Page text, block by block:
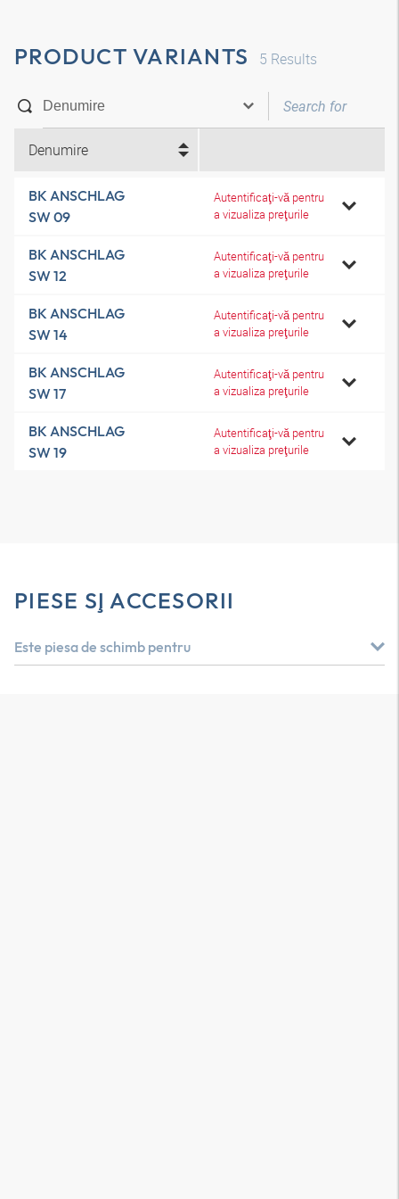
PRODUCT VARIANTS 5 Results
Denumire
BK ANSCHLAG
SW 09
Autentificaţi-vă pentru
a vizualiza preţurile
BK ANSCHLAG
SW 12
Autentificaţi-vă pentru
a vizualiza preţurile
BK ANSCHLAG
SW 14
Autentificaţi-vă pentru
a vizualiza preţurile
BK ANSCHLAG
SW 17
Autentificaţi-vă pentru
a vizualiza preţurile
BK ANSCHLAG
SW 19
Autentificaţi-vă pentru
a vizualiza preţurile
PIESE ŞI ACCESORII
Este piesa de schimb pentru